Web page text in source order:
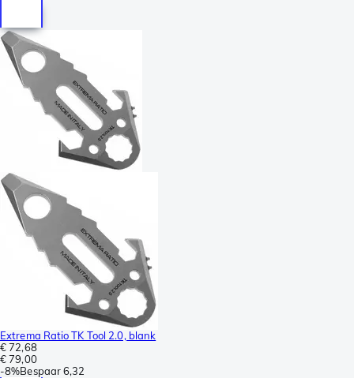
Extrema Ratio TK Tool 2.0, blank
€ 72,68
€ 79,00
-8%Bespaar6,32